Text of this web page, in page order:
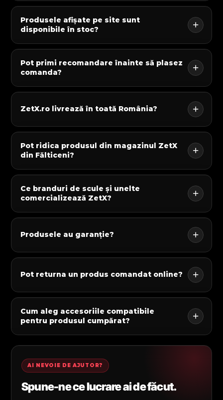
Produsele afișate pe site sunt
disponibile în stoc?
Pot primi recomandare înainte să plasez
comanda?
ZetX.ro livrează în toată România?
Pot ridica produsul din magazinul ZetX
din Fălticeni?
Ce branduri de scule și unelte
comercializează ZetX?
Produsele au garanție?
Pot returna un produs comandat online?
Cum aleg accesoriile compatibile
pentru produsul cumpărat?
AI NEVOIE DE AJUTOR?
Spune-ne ce lucrare ai de făcut.